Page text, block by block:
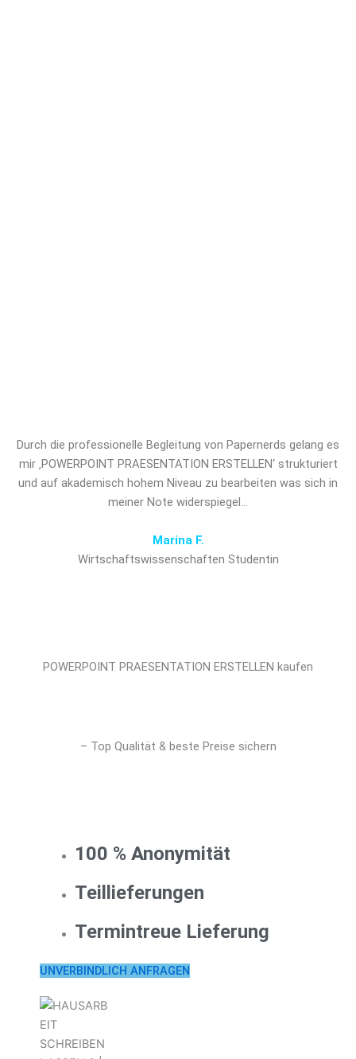
Durch die professionelle Begleitung von Papernerds gelang es
mir ‚POWERPOINT PRAESENTATION ERSTELLEN‘ strukturiert
und auf akademisch hohem Niveau zu bearbeiten was sich in
meiner Note widerspiegel…
Marina F.
Wirtschaftswissenschaften Studentin
POWERPOINT PRAESENTATION ERSTELLEN kaufen
– Top Qualität & beste Preise sichern
100 % Anonymität
Teillieferungen
Termintreue Lieferung
UNVERBINDLICH ANFRAGEN